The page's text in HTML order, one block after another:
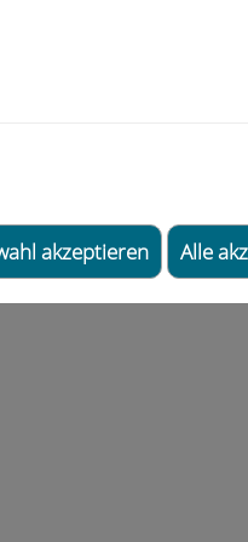
akzeptieren Alle
Wunde neu vernäht.
ein